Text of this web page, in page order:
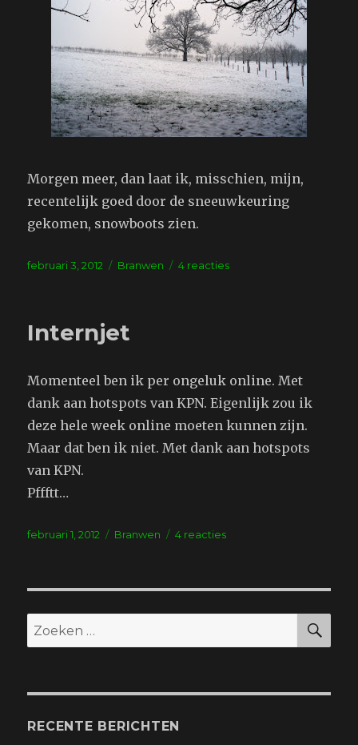
Morgen meer, dan laat ik, misschien, mijn,
recentelijk goed door de sneeuwkeuring
gekomen, snowboots zien.
Geplaatst
februari 3, 2012 Tags
Branwen 4 reactiesop
Internjet
Momenteel ben ik per ongeluk online. Met
dank aan hotspots van KPN. Eigenlijk zou ik
deze hele week online moeten kunnen zijn.
Maar dat ben ik niet. Met dank aan hotspots
van KPN.
Pffftt…
Geplaatst
februari 1, 2012 Tags
Branwen 4 reactiesop
Zoeken
naar:
RECENTE BERICHTEN